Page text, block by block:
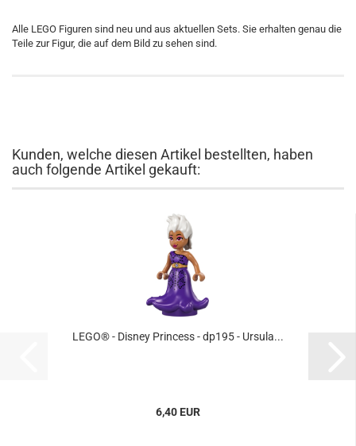
Alle LEGO Figuren sind neu und aus aktuellen Sets. Sie erhalten genau die
Teile zur Figur, die auf dem Bild zu sehen sind.
Kunden, welche diesen Artikel bestellten, haben
auch folgende Artikel gekauft:
LEGO® - Disney Princess - dp195 - Ursula...
6,40 EUR